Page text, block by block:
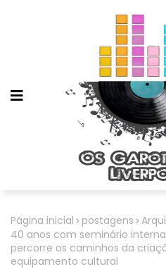
Página inicial postagens
40 anos com seminário
percorre os caminhos da
equipamento cultural